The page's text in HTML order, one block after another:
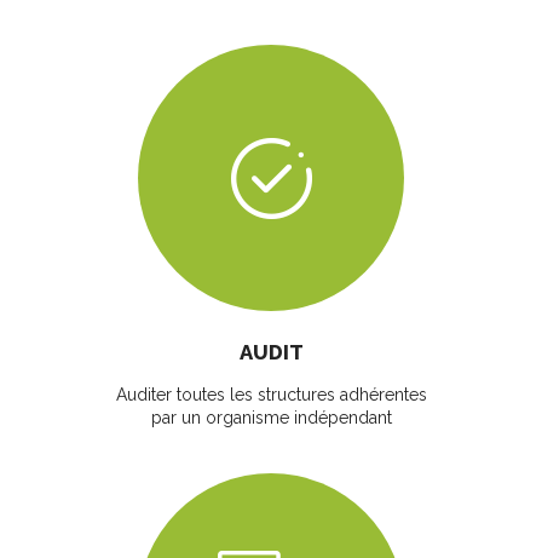
AUDIT
Auditer toutes les structures adhérentes
par un organisme indépendant